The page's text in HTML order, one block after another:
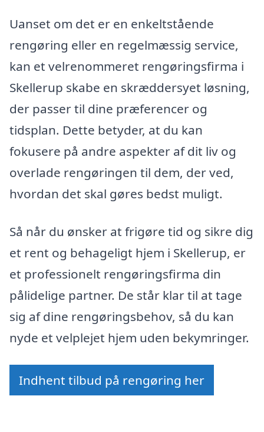
Uanset om det er en enkeltstående
rengøring eller en regelmæssig service,
kan et velrenommeret rengøringsfirma i
Skellerup skabe en skræddersyet løsning,
der passer til dine præferencer og
tidsplan. Dette betyder, at du kan
fokusere på andre aspekter af dit liv og
overlade rengøringen til dem, der ved,
hvordan det skal gøres bedst muligt.
Så når du ønsker at frigøre tid og sikre dig
et rent og behageligt hjem i Skellerup, er
et professionelt rengøringsfirma din
pålidelige partner. De står klar til at tage
sig af dine rengøringsbehov, så du kan
nyde et velplejet hjem uden bekymringer.
Indhent tilbud på rengøring her